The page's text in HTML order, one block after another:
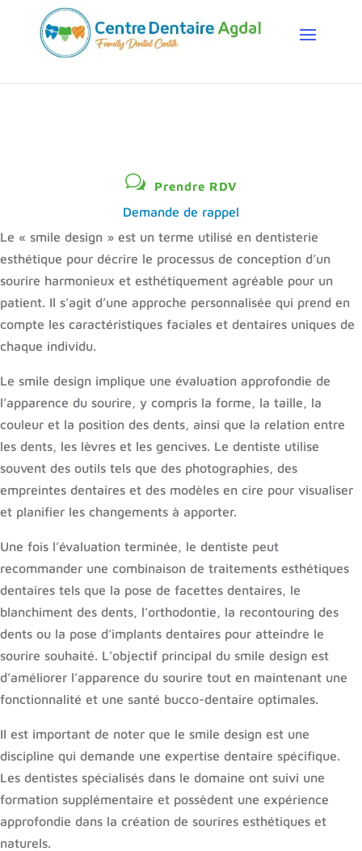
w Prendre RDV
Demande de rappel
Le « smile design » est un terme utilisé en dentisterie
esthétique pour décrire le processus de conception d’un
sourire harmonieux et esthétiquement agréable pour un
patient. Il s’agit d’une approche personnalisée qui prend en
compte les caractéristiques faciales et dentaires uniques de
chaque individu.
Le smile design implique une évaluation approfondie de
l’apparence du sourire, y compris la forme, la taille, la
couleur et la position des dents, ainsi que la relation entre
les dents, les lèvres et les gencives. Le dentiste utilise
souvent des outils tels que des photographies, des
empreintes dentaires et des modèles en cire pour visualiser
et planifier les changements à apporter.
Une fois l’évaluation terminée, le dentiste peut
recommander une combinaison de traitements esthétiques
dentaires tels que la pose de facettes dentaires, le
blanchiment des dents, l’orthodontie, la recontouring des
dents ou la pose d’implants dentaires pour atteindre le
sourire souhaité. L’objectif principal du smile design est
d’améliorer l’apparence du sourire tout en maintenant une
fonctionnalité et une santé bucco-dentaire optimales.
Il est important de noter que le smile design est une
discipline qui demande une expertise dentaire spécifique.
Les dentistes spécialisés dans le domaine ont suivi une
formation supplémentaire et possèdent une expérience
approfondie dans la création de sourires esthétiques et
naturels.